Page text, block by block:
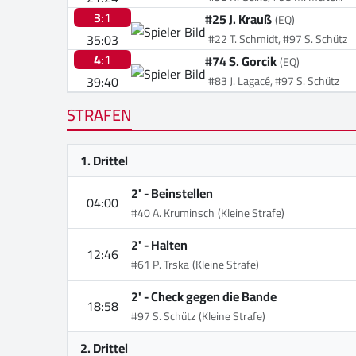
3:1
35:03
#25 J. Krauß(EQ)
#22 T. Schmidt, #97 S. Schütz
4:1
39:40
#74 S. Gorcik(EQ)
#83 J. Lagacé, #97 S. Schütz
STRAFEN
1. Drittel
04:00 2' -Beinstellen
#40 A. Kruminsch(Kleine Strafe)
12:46 2' -Halten
#61 P. Trska(Kleine Strafe)
18:58 2' -Check gegen die Bande
#97 S. Schütz(Kleine Strafe)
2. Drittel